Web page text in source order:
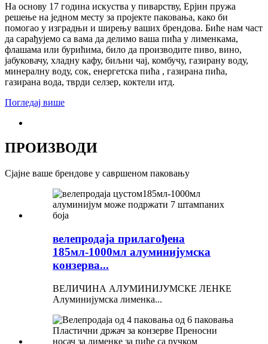
На основу 17 година искуства у пиварству, Ерјин пружа
решење на једном месту за пројекте паковања, како би
помогао у изградњи и ширењу ваших брендова. Биће нам част
да сарађујемо са вама да делимо ваша пића у лименкама,
флашама или бурићима, било да производите пиво, вино,
јабуковачу, хладну кафу, биљни чај, комбучу, газирану воду,
минералну воду, сок, енергетска пића , газирана пића,
газирана вода, тврди селзер, коктели итд.
Погледај више
ПРОИЗВОДИ
Сјајне ваше брендове у савршеном паковању
велепродаја прилагођена
185мл-1000мл алуминијумска
конзерва...
ВЕЛИЧИНА АЛУМИНИЈУМСКЕ ЛЕНКЕ
Алуминијумска лименка...